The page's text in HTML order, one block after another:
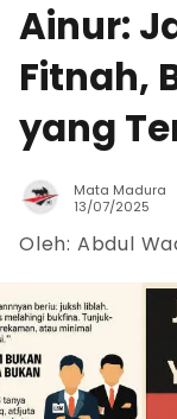
Ainur:
Fitnah,
yang
Mata Madura
13/07/2025
Oleh: Abdul